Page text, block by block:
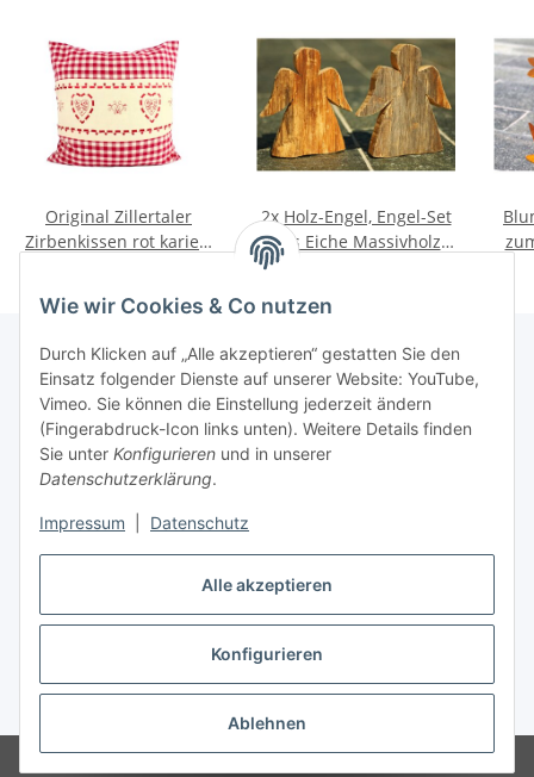
Alle akzeptieren
Konfigurieren
Ablehnen
Wie wir Cookies & Co nutzen
Durch Klicken auf „Alle akzeptieren“ gestatten Sie den
Einsatz folgender Dienste auf unserer Website: YouTube,
Vimeo. Sie können die Einstellung jederzeit ändern
(Fingerabdruck-Icon links unten). Weitere Details finden
Sie unter Konfigurieren und in unserer
Datenschutzerklärung.
Impressum Datenschutz
Original Zillertaler
Zirbenkissen rot kariert
Tiroler Handarbeit
2x Holz-Engel, Engel-Set
aus Eiche Massivholz
ohne Rinde XL - Höhe ca.
Informationen
Vertrag widerrufen